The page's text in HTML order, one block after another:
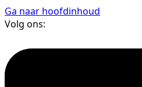
Ga naar hoofdinhoud
Volg ons: